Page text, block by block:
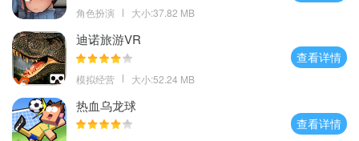
角色扮演 大小:37.82 MB
迪诺旅游VR
模拟经营 大小:52.24 MB
查看详情
热血乌龙球
查看详情